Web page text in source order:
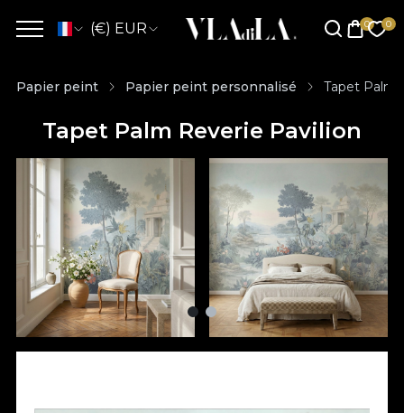
(€) EUR
Papier peint Papier peint personnalisé Tapet Palm
Tapet Palm Reverie Pavilion